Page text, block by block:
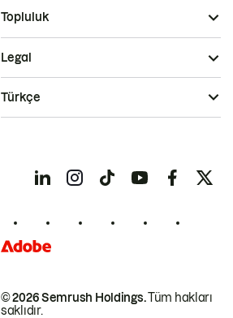
Topluluk
© 2026 Semrush Holdings.Tüm hakları
saklıdır.
Legal
Türkçe